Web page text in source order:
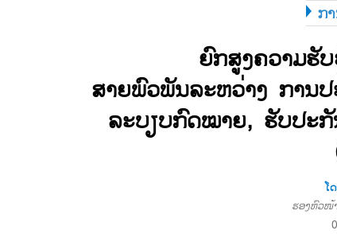
ກ
ຍົກ​ສູງ​ຄວາມ​ຮັ
ສາຍ​ພົວພັນ​ລະຫວ່າງ ການ
ລະບຽບ​ກົດໝາຍ, ຮັບປະ
ໂ
ຮອງຫົວໜ້